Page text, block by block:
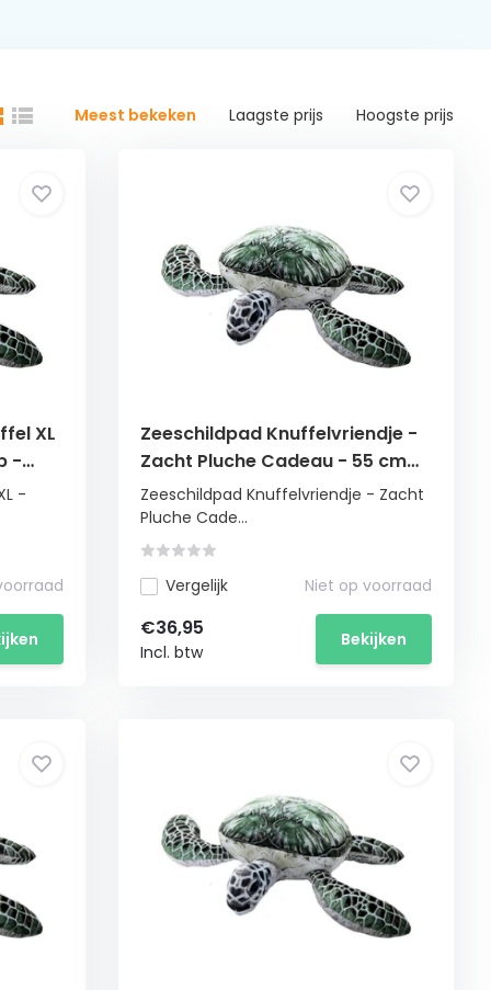
Meest bekeken Laagste prijs Hoogste prijs
XL
-
-
Zeeschildpad Knuffelvriendje -
Zacht Pluche Cadeau - 55 cm
Lang
Zeeschildpad Knuffelvriendje - Zacht
Pluche Cade...
Vergelijk Niet op voorraad
€36,95
Incl. btw
Bekijken